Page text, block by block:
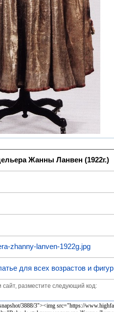
Жанны Ланвен (1922г.)
zhanny-lanven-1922g.jpg
для всех возрастов и фигур
разместите следующий код: